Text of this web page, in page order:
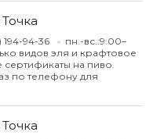
194-94-36
пн.-вс.:9:00–
видов эля и крафтовое
сертификаты на пиво.
по телефону для